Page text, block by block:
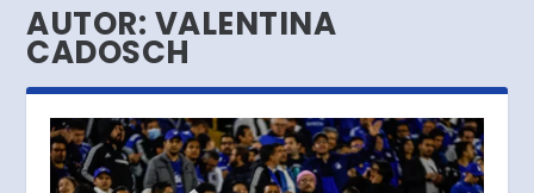
AUTOR: VALENTINA
CADOSCH